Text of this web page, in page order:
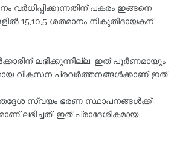
വര്‍ധിപ്പിക്കുന്നതിന് പകരം ഇങ്ങനെ
15,10,5 ശതമാനം നികുതിദായകന്
ലഭിക്കുന്നില്ല. ഇത് പൂര്‍ണമായും
വികസന പ്രവര്‍ത്തനങ്ങള്‍ക്കാണ് ഇത്
സ്വയം ഭരണ സ്ഥാപനങ്ങള്‍ക്ക്
ലഭിച്ചത്. ഇത് പ്രാദേശികമായ